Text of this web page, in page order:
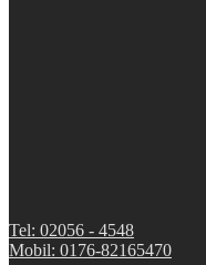
Tel: 02056 - 4548
Mobil: 0176-82165470